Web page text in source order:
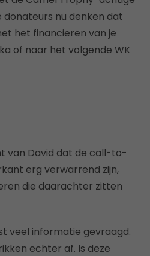
nu denken dat
het financieren van je
of naar het volgende WK
van David dat de call-to-
erg verwarrend zijn,
die daarachter zitten
veel informatie gevraagd.
echter af. Is deze